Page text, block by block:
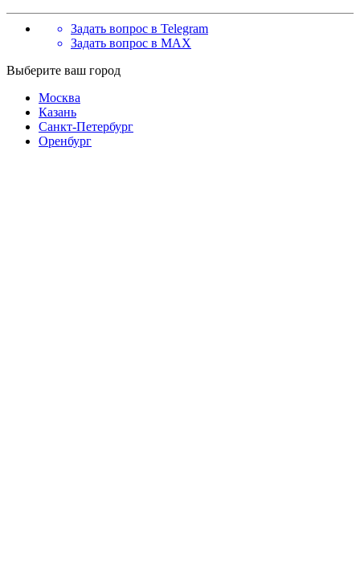
Задать вопрос в Telegram
Задать вопрос в MAX
Выберите ваш город
Москва
Казань
Санкт-Петербург
Оренбург